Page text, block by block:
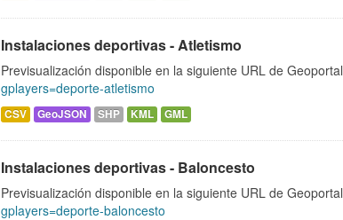
Instalaciones deportivas - Atletismo
Previsualización disponible en la siguiente URL de Geoportal
gplayers=deporte-atletismo
CSV GeoJSON SHP KML GML
Instalaciones deportivas - Baloncesto
Previsualización disponible en la siguiente URL de Geoportal
gplayers=deporte-baloncesto